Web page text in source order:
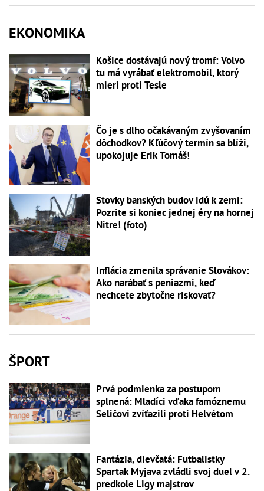
EKONOMIKA
Košice dostávajú nový tromf: Volvo
tu má vyrábať elektromobil, ktorý
mieri proti Tesle
Čo je s dlho očakávaným zvyšovaním
dôchodkov? Kľúčový termín sa blíži,
upokojuje Erik Tomáš!
Stovky banských budov idú k zemi:
Pozrite si koniec jednej éry na hornej
Nitre! (foto)
Inflácia zmenila správanie Slovákov:
Ako narábať s peniazmi, keď
nechcete zbytočne riskovať?
ŠPORT
Prvá podmienka za postupom
splnená: Mladíci vďaka famóznemu
Seličovi zvíťazili proti Helvétom
Fantázia, dievčatá: Futbalistky
Spartak Myjava zvládli svoj duel v 2.
predkole Ligy majstrov